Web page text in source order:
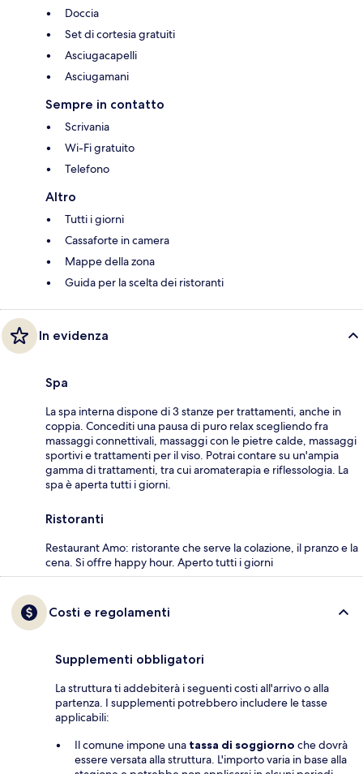
Doccia
Set di cortesia gratuiti
Asciugacapelli
Asciugamani
Sempre in contatto
Scrivania
Wi-Fi gratuito
Telefono
Altro
Tutti i giorni
Cassaforte in camera
Mappe della zona
Guida per la scelta dei ristoranti
In evidenza
Spa
La spa interna dispone di 3 stanze per trattamenti, anche in
coppia. Concediti una pausa di puro relax scegliendo fra
massaggi connettivali, massaggi con le pietre calde, massaggi
sportivi e trattamenti per il viso. Potrai contare su un'ampia
gamma di trattamenti, tra cui aromaterapia e riflessologia. La
spa è aperta tutti i giorni.
Ristoranti
Restaurant Amo: ristorante che serve la colazione, il pranzo e la
cena. Si offre happy hour. Aperto tutti i giorni
Costi e regolamenti
Supplementi obbligatori
La struttura ti addebiterà i seguenti costi all'arrivo o alla
partenza. I supplementi potrebbero includere le tasse
applicabili:
Il comune impone una tassa di soggiorno che dovrà
essere versata alla struttura. L'importo varia in base alla